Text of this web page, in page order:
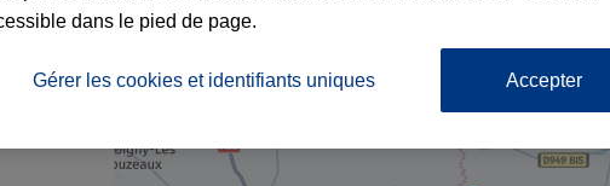
dans le pied de page.
Gérer les cookies et identifiants uniques Accepter